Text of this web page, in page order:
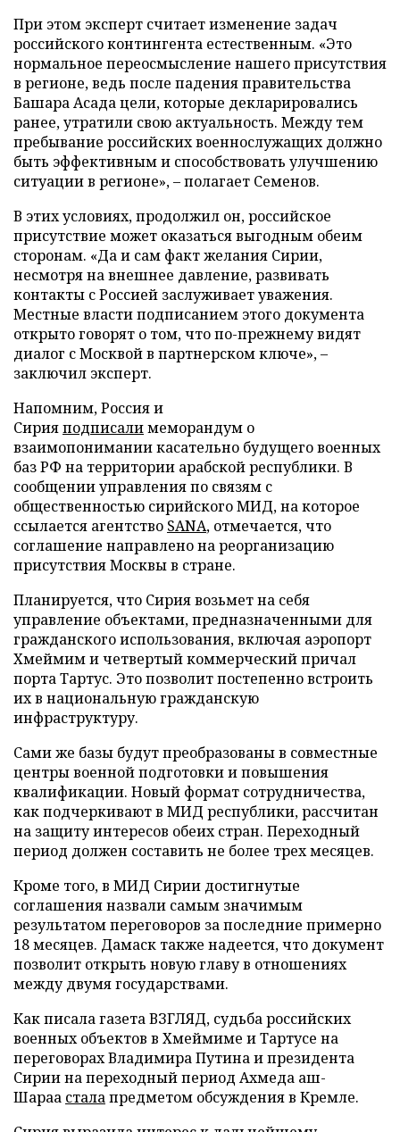
При этом эксперт считает изменение задач
российского контингента естественным. «Это
нормальное переосмысление нашего присутствия
в регионе, ведь после падения правительства
Башара Асада цели, которые декларировались
ранее, утратили свою актуальность. Между тем
пребывание российских военнослужащих должно
быть эффективным и способствовать улучшению
ситуации в регионе», – полагает Семенов.
В этих условиях, продолжил он, российское
присутствие может оказаться выгодным обеим
сторонам. «Да и сам факт желания Сирии,
несмотря на внешнее давление, развивать
контакты с Россией заслуживает уважения.
Местные власти подписанием этого документа
открыто говорят о том, что по-прежнему видят
диалог с Москвой в партнерском ключе», –
заключил эксперт.
Напомним, Россия и
Сирияподписалимеморандум о
взаимопонимании касательно будущего военных
баз РФ на территории арабской республики. В
сообщении управления по связям с
общественностью сирийского МИД, на которое
ссылается агентство SANA, отмечается, что
соглашение направлено на реорганизацию
присутствия Москвы в стране.
Планируется, что Сирия возьмет на себя
управление объектами, предназначенными для
гражданского использования, включая аэропорт
Хмеймим и четвертый коммерческий причал
порта Тартус. Это позволит постепенно встроить
их в национальную гражданскую
инфраструктуру.
Сами же базы будут преобразованы в совместные
центры военной подготовки и повышения
квалификации. Новый формат сотрудничества,
как подчеркивают в МИД республики, рассчитан
на защиту интересов обеих стран. Переходный
период должен составить не более трех месяцев.
Кроме того, в МИД Сирии достигнутые
соглашения назвали самым значимым
результатом переговоров за последние примерно
18 месяцев. Дамаск также надеется, что документ
позволит открыть новую главу в отношениях
между двумя государствами.
Как писала газета ВЗГЛЯД, судьба российских
военных объектов в Хмеймиме и Тартусе на
переговорах Владимира Путина и президента
Сирии на переходный период Ахмеда аш-
Шараа сталапредметом обсуждения в Кремле.